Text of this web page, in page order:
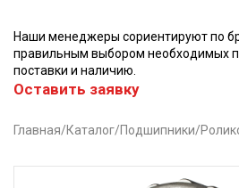
Наши менеджеры сориентируют по
правильным выбором необходимых
поставки и наличию.
Оставить заявку
Главная/Каталог/Подшипники/